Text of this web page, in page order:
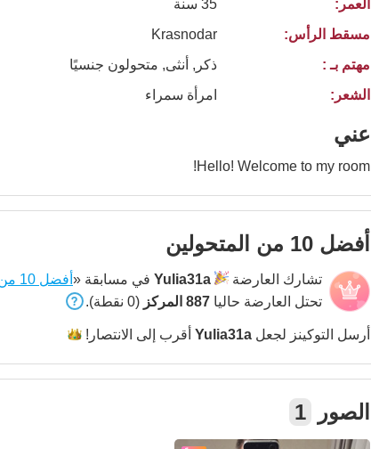
العمر:
35 سنة
مسقط الرأس:
Krasnodar
مهتم بـ :
ذكر, أنثى, متحولون جنسيًا
الشعر:
امرأة سمراء
عني
Hello! Welcome to my room!
أفضل 10 من المتحولين
تشارك العارضة Yulia31a في مسابقة « أفضل 10 من المتحولين
تحتل العارضة حاليا 887 المركز (0 نقطة).
أرسل التوكينز لجعل Yulia31a أقرب إلى الانتصار!
الصور 1